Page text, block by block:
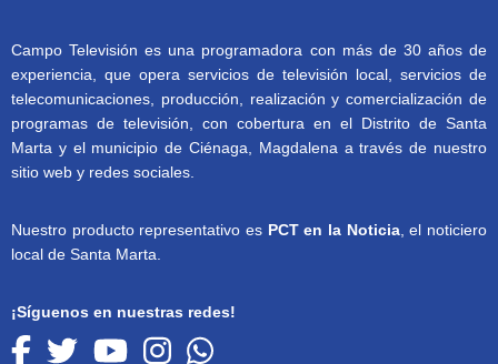
Campo Televisión es una programadora con más de 30 años de
experiencia, que opera servicios de televisión local, servicios de
telecomunicaciones, producción, realización y comercialización de
programas de televisión, con cobertura en el Distrito de Santa
Marta y el municipio de Ciénaga, Magdalena a través de nuestro
sitio web y redes sociales.
Nuestro producto representativo es PCT en la Noticia, el noticiero
local de Santa Marta.
¡Síguenos en nuestras redes!